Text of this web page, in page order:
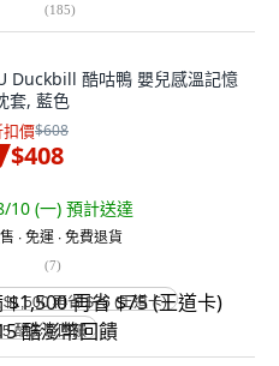
(185)
Duckbill 酷咕鴨 嬰兒感溫記憶
套, 藍色
價$608
$408
10 (一) 預計送達
∙ 免運 ∙ 免費退貨
(7)
$1,500 再省 $75 (王道卡)
酷澎幣回饋